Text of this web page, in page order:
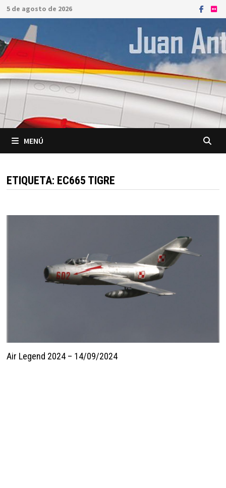
Saltar
al
contenido
5 de agosto de 2026
MENÚ
ETIQUETA: EC665 TIGRE
Air Legend 2024 – 14/09/2024